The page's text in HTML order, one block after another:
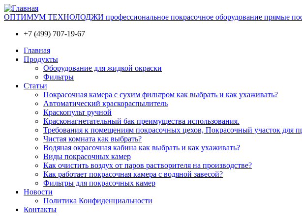
ОПТИМУМ ТЕХНОЛОДЖИ профессиональное покрасочное оборудование прямые
+7 (499) 707-19-67
Главная
Продукты
Оборудование для жидкой окраски
Фильтры
Статьи
Покрасочная камера с сухим фильтром как выбрать и как ухаживать?
Автоматический краскораспылитель
Краскопульт ручной
Красконагнетательный бак преимущества использования.
Требования к помещениям покрасочных цехов, Покрасочный участок для
Чистая комната как выбрать?
Водяная окрасочная кабина как выбрать и как ухаживать?
Виды покрасочных камер
Как очистить воздух от паров растворителя на производстве?
Как работает покрасочная камера с водяной завесой?
Фильтры для покрасочных камер
Новости
Политика Конфиденциальности
Контакты